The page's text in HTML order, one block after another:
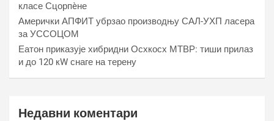
класе Сцорпèне
Амерички АПФИТ убрзао производњу САЛ-УХП ласера
за УССОЦОМ
Еатон приказује хибридни Осхкосх МТВР: тиши прилаз
и до 120 кW снаге на терену
Недавни коментари